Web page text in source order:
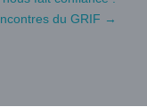
du GRIF →